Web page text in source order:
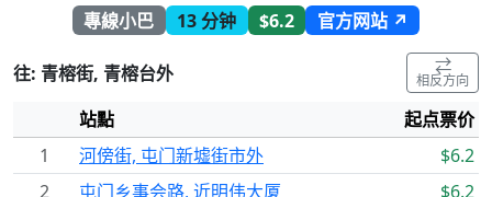
專線小巴 13 分钟 $6.2 官方网站 ↗
往: 青榕街, 青榕台外 ⇄
相反方向
站點
起点票价
1
河傍街, 屯门新墟街市外
$6.2
2
屯门乡事会路, 近明伟大厦
$6.2